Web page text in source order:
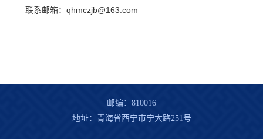
联系邮箱：qhmczjb@163.com
邮编：810016
地址：青海省西宁市宁大路251号